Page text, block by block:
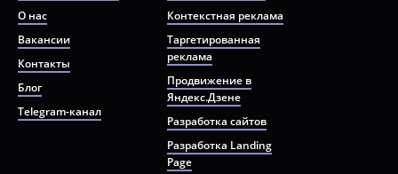
О нас
Вакансии
Контакты
Блог
Telegram-канал
Контекстная реклама
Таргетированная
реклама
Продвижение в
Яндекс.Дзене
Разработка сайтов
Разработка Landing
Page